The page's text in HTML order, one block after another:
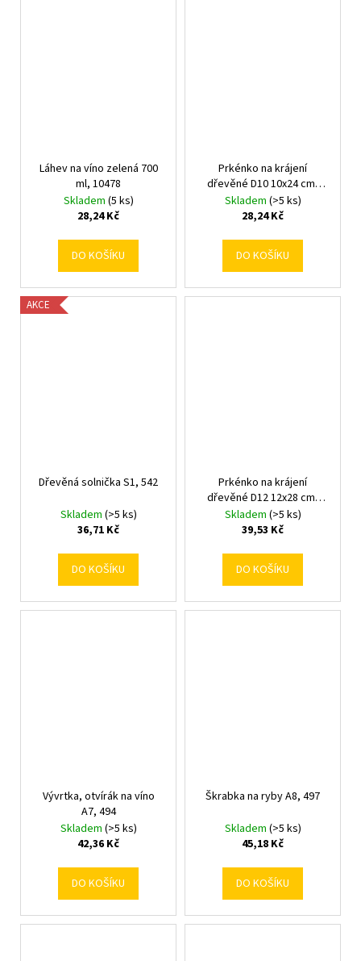
Láhev na víno zelená 700
ml, 10478
Skladem (5 ks)
28,24 Kč
DO KOŠÍKU
Prkénko na krájení
dřevěné D10 10x24 cm,
469
Skladem (>5 ks)
28,24 Kč
DO KOŠÍKU
AKCE
Dřevěná solnička S1, 542
Skladem (>5 ks)
36,71 Kč
DO KOŠÍKU
Prkénko na krájení
dřevěné D12 12x28 cm,
470
Skladem (>5 ks)
39,53 Kč
DO KOŠÍKU
Vývrtka, otvírák na víno
A7, 494
Skladem (>5 ks)
42,36 Kč
DO KOŠÍKU
Škrabka na ryby A8, 497
Skladem (>5 ks)
45,18 Kč
DO KOŠÍKU